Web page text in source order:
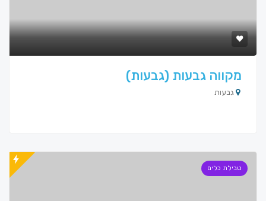
מקווה גבעות (גבעות)
גבעות
טבילת כלים